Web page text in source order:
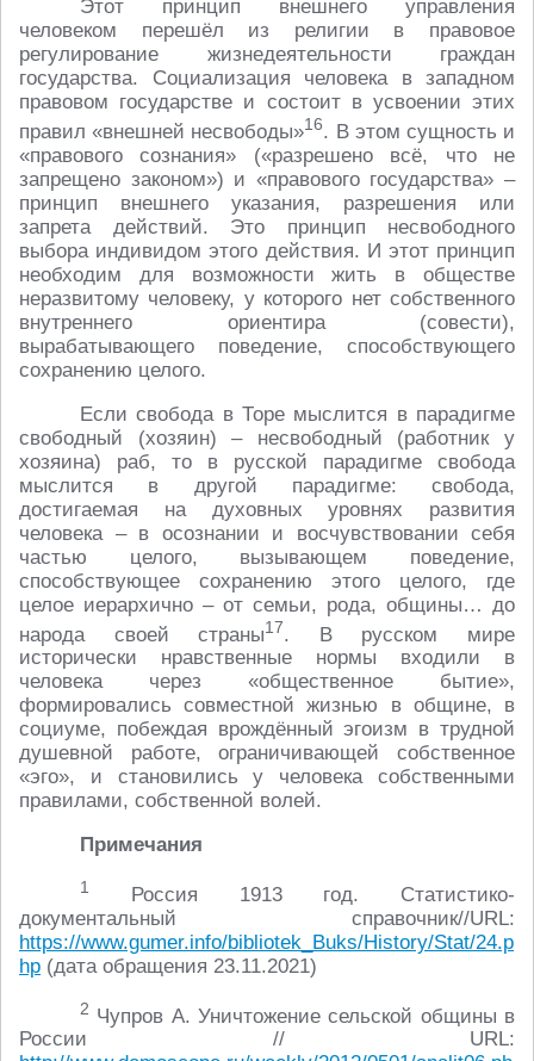
Этот принцип внешнего управления
человеком перешёл из религии в правовое
регулирование жизнедеятельности граждан
государства. Социализация человека в западном
правовом государстве и состоит в усвоении этих
правил «внешней несвободы»16. В этом сущность и
«правового сознания» («разрешено всё, что не
запрещено законом») и «правового государства» –
принцип внешнего указания, разрешения или
запрета действий. Это принцип несвободного
выбора индивидом этого действия. И этот принцип
необходим для возможности жить в обществе
неразвитому человеку, у которого нет собственного
внутреннего ориентира (совести),
вырабатывающего поведение, способствующего
сохранению целого.
Если свобода в Торе мыслится в парадигме
свободный (хозяин) – несвободный (работник у
хозяина) раб, то в русской парадигме свобода
мыслится в другой парадигме: свобода,
достигаемая на духовных уровнях развития
человека – в осознании и восчувствовании себя
частью целого, вызывающем поведение,
способствующее сохранению этого целого, где
целое иерархично – от семьи, рода, общины… до
народа своей страны17. В русском мире
исторически нравственные нормы входили в
человека через «общественное бытие»,
формировались совместной жизнью в общине, в
социуме, побеждая врождённый эгоизм в трудной
душевной работе, ограничивающей собственное
«эго», и становились у человека собственными
правилами, собственной волей.
Примечания
1
Россия 1913 год. Статистико-
документальный справочник//URL:
https://www.gumer.info/bibliotek_Buks/History/Stat/24.p
hp (дата обращения 23.11.2021)
2 Чупров А. Уничтожение сельской общины в
России // URL: